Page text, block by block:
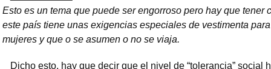
Esto es un tema que puede ser engorroso pero hay que tener
este país tiene unas exigencias especiales de vestimenta
mujeres y que o se asumen o no se viaja.
Dicho esto, hay que decir que el nivel de “tolerancia” social